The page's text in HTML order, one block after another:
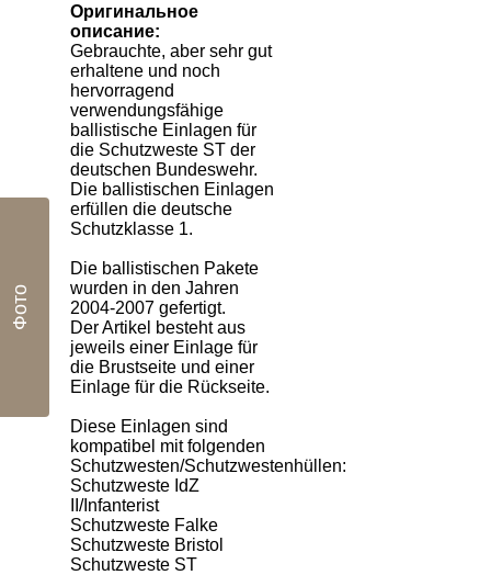
Оригинальное
описание:
Gebrauchte, aber sehr gut
erhaltene und noch
hervorragend
verwendungsfähige
ballistische Einlagen für
die Schutzweste ST der
deutschen Bundeswehr.
Die ballistischen Einlagen
erfüllen die deutsche
Schutzklasse 1.
Die ballistischen Pakete
wurden in den Jahren
2004-2007 gefertigt.
Der Artikel besteht aus
jeweils einer Einlage für
die Brustseite und einer
Einlage für die Rückseite.
Diese Einlagen sind
kompatibel mit folgenden
Schutzwesten/Schutzwestenhüllen:
Schutzweste IdZ
II/Infanterist
Schutzweste Falke
Schutzweste Bristol
Schutzweste ST
Фото